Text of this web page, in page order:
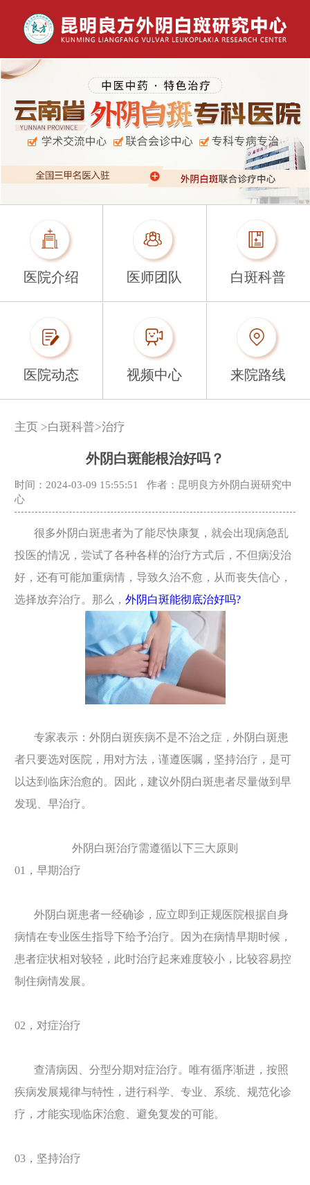
医院介绍 医师团队 白斑科普
医院动态 视频中心 来院路线
主页 >白斑科普>治疗
外阴白斑能根治好吗？
时间：2024-03-09 15:55:51
作者：昆明良方外阴白斑研究中
心
很多外阴白斑患者为了能尽快康复，就会出现病急乱
投医的情况，尝试了各种各样的治疗方式后，不但病没治
好，还有可能加重病情，导致久治不愈，从而丧失信心，
选择放弃治疗。那么， 外阴白斑能彻底治好吗?
专家表示：外阴白斑疾病不是不治之症，外阴白斑患
者只要选对医院，用对方法，谨遵医嘱，坚持治疗，是可
以达到临床治愈的。因此，建议外阴白斑患者尽量做到早
发现、早治疗。
外阴白斑治疗需遵循以下三大原则
01，早期治疗
外阴白斑患者一经确诊，应立即到正规医院根据自身
病情在专业医生指导下给予治疗。因为在病情早期时候，
患者症状相对较轻，此时治疗起来难度较小，比较容易控
制住病情发展。
02，对症治疗
查清病因、分型分期对症治疗。唯有循序渐进，按照
疾病发展规律与特性，进行科学、专业、系统、规范化诊
疗，才能实现临床治愈、避免复发的可能。
03，坚持治疗